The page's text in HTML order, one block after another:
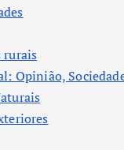
rurais
Opinião,